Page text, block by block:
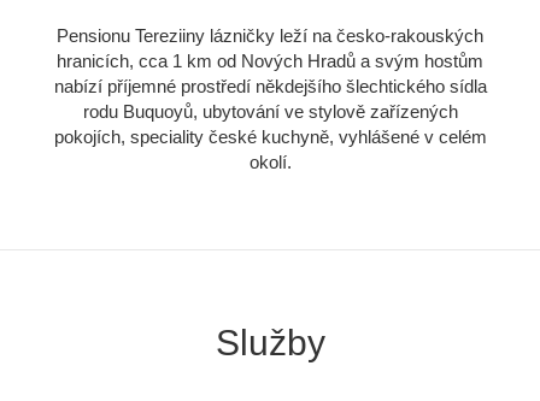
Pensionu Tereziiny lázničky leží na česko-rakouských
hranicích, cca 1 km od Nových Hradů a svým hostům
nabízí příjemné prostředí někdejšího šlechtického sídla
rodu Buquoyů, ubytování ve stylově zařízených
pokojích, speciality české kuchyně, vyhlášené v celém
okolí.
Služby